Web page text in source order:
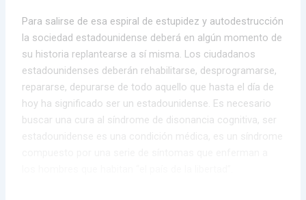
Para salirse de esa espiral de estupidez y autodestrucción
la sociedad estadounidense deberá en algún momento de
su historia replantearse a sí misma. Los ciudadanos
estadounidenses deberán rehabilitarse, desprogramarse,
repararse, depurarse de todo aquello que hasta el día de
hoy ha significado ser un estadounidense. Es necesario
buscar una cura al síndrome de disonancia cognitiva, ser